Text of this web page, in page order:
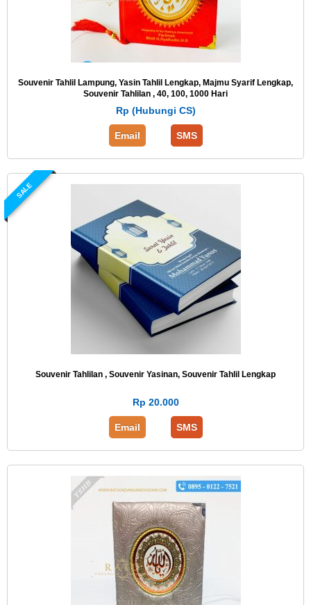
Souvenir Tahlil Lampung, Yasin Tahlil Lengkap, Majmu Syarif Lengkap,
Souvenir Tahlilan , 40, 100, 1000 Hari
Rp (Hubungi CS)
Email SMS
SALE
Souvenir Tahlilan , Souvenir Yasinan, Souvenir Tahlil Lengkap
Rp 20.000
Email SMS